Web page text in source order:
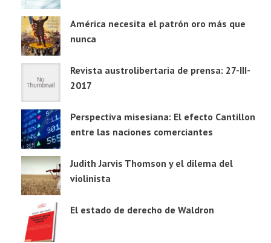
América necesita el patrón oro más que
nunca
Revista austrolibertaria de prensa: 27-III-
2017
Perspectiva misesiana: El efecto Cantillon
entre las naciones comerciantes
Judith Jarvis Thomson y el dilema del
violinista
El estado de derecho de Waldron